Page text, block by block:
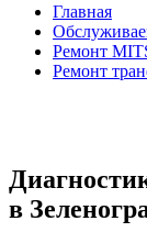
Главная
Ремонт
Ремонт
в